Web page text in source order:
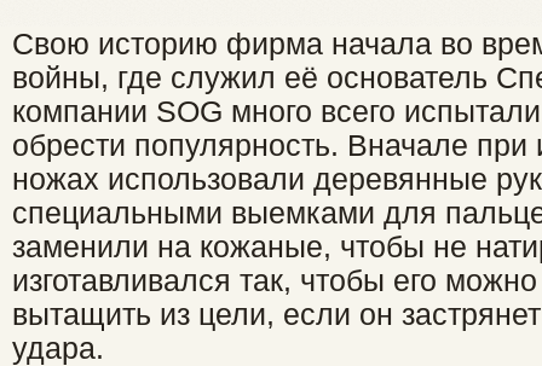
Свою историю фирма начала во
войны, где служил её основатель
компании SOG много всего
обрести популярность. Вначале при
ножах использовали деревянные
специальными выемками для
заменили на кожаные, чтобы не
изготавливался так, чтобы его
вытащить из цели, если он
удара.